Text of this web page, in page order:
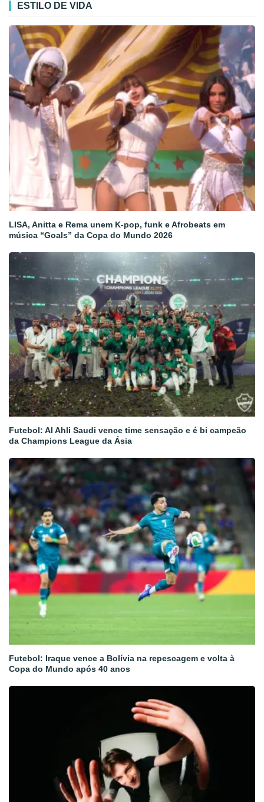
ESTILO DE VIDA
LISA, Anitta e Rema unem K-pop, funk e Afrobeats em
música “Goals” da Copa do Mundo 2026
Futebol: Al Ahli Saudi vence time sensação e é bi campeão
da Champions League da Ásia
Futebol: Iraque vence a Bolívia na repescagem e volta à
Copa do Mundo após 40 anos